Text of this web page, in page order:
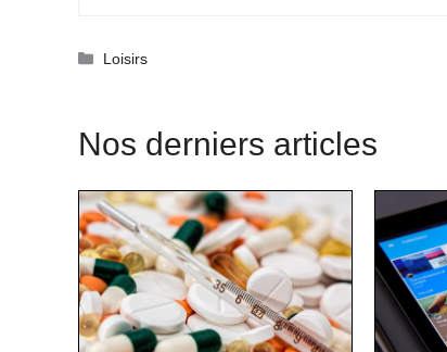
Catégories
Loisirs
Nos derniers articles